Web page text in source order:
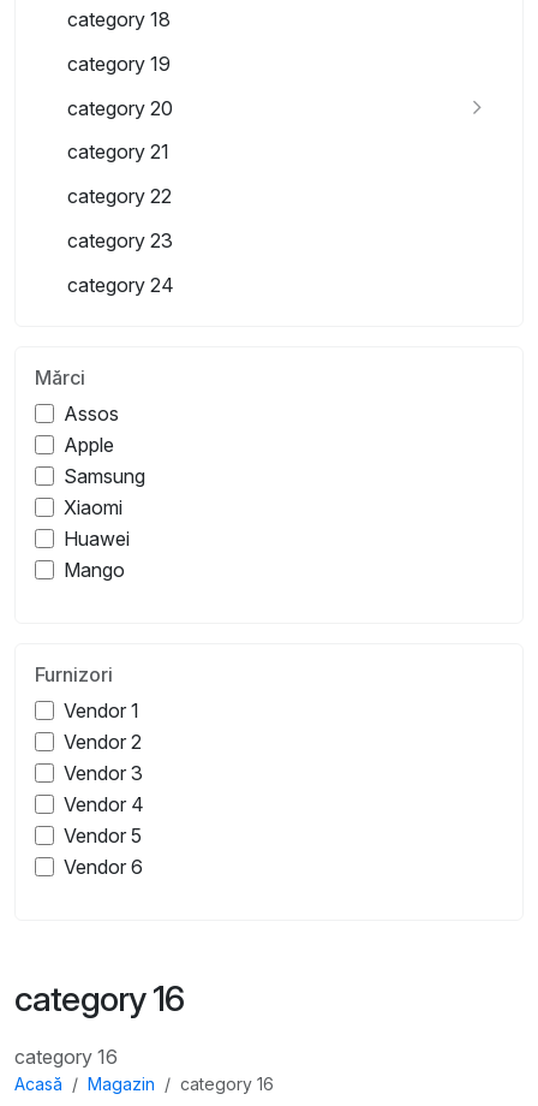
category 18
category 19
category 20
category 21
category 22
category 23
category 24
Mărci
Assos
Apple
Samsung
Xiaomi
Huawei
Mango
Furnizori
Vendor 1
Vendor 2
Vendor 3
Vendor 4
Vendor 5
Vendor 6
category 16
category 16
Acasă Magazin category 16